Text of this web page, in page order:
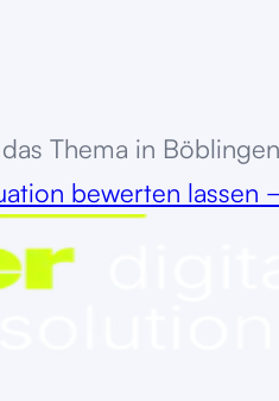
Thema in Böblingen
bewerten lassen